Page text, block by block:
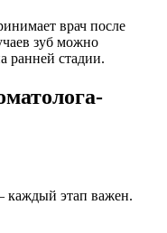
врач после
зуб можно
ранней стадии.
каждый этап важен.